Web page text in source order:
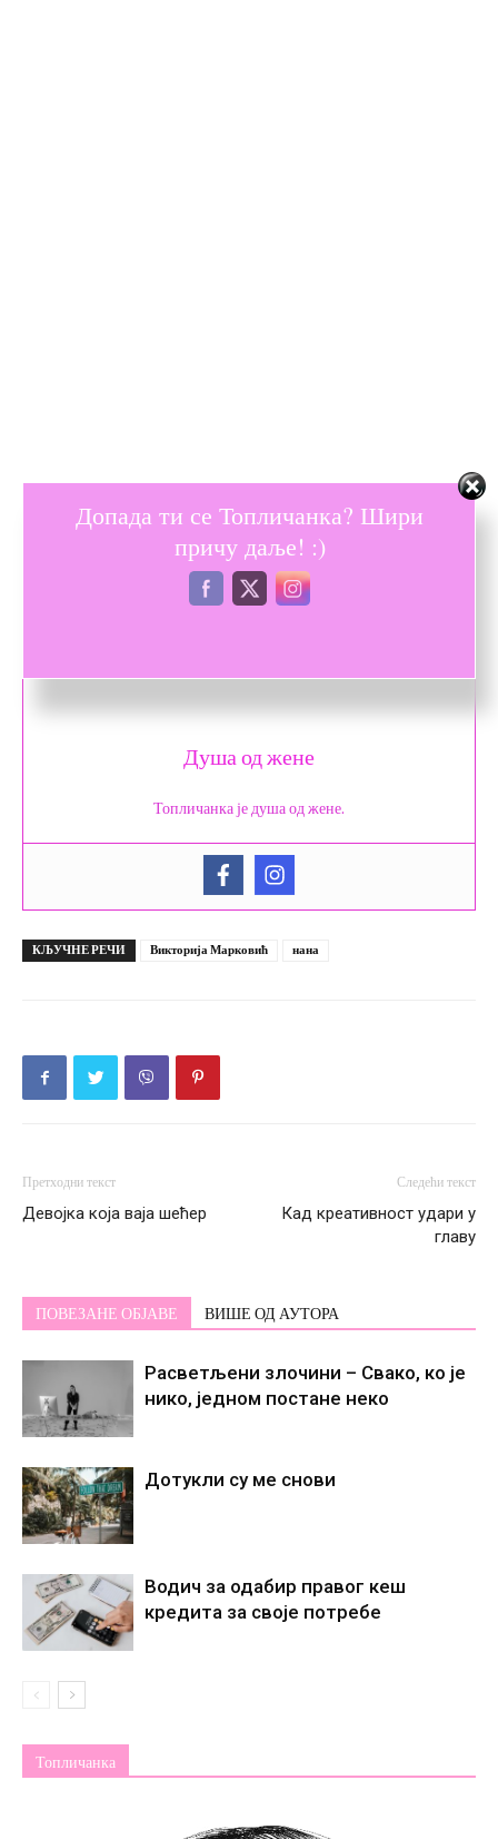
Душа од жене
Топличанка је душа од жене.
КЉУЧНЕ РЕЧИ Викторија Марковић нана
Претходни текст
Девојка која ваја шећер
Следећи текст
Кад креативност удари у
главу
ПОВЕЗАНЕ ОБЈАВЕ ВИШЕ ОД АУТОРА
Расветљени злочини – Свако, ко је
нико, једном постане некo
Дотукли су ме снови
Водич за одабир правог кеш
кредита за своје потребе
Топличанка
Допада ти се Топличанка? Шири
причу даље! :)